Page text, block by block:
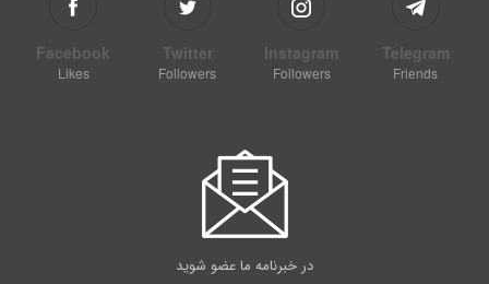
Facebook
Likes
Twitter
Followers
Instagram
Followers
Telegram
Friends
در خبرنامه ما عضو شوید